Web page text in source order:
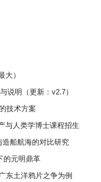
大）
说明（更新：v2.7）
技术方案
与人类学博士课程招生
船航海的对比研究
的元明鼎革
东土洋鸦片之争为例